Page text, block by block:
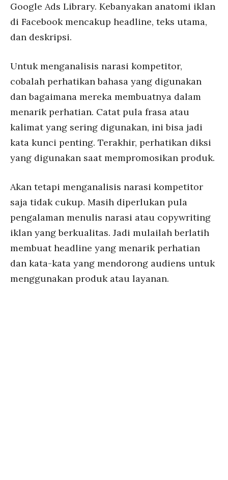
Google Ads Library. Kebanyakan anatomi iklan
di Facebook mencakup headline, teks utama,
dan deskripsi.
Untuk menganalisis narasi kompetitor,
cobalah perhatikan bahasa yang digunakan
dan bagaimana mereka membuatnya dalam
menarik perhatian. Catat pula frasa atau
kalimat yang sering digunakan, ini bisa jadi
kata kunci penting. Terakhir, perhatikan diksi
yang digunakan saat mempromosikan produk.
Akan tetapi menganalisis narasi kompetitor
saja tidak cukup. Masih diperlukan pula
pengalaman menulis narasi atau copywriting
iklan yang berkualitas. Jadi mulailah berlatih
membuat headline yang menarik perhatian
dan kata-kata yang mendorong audiens untuk
menggunakan produk atau layanan.